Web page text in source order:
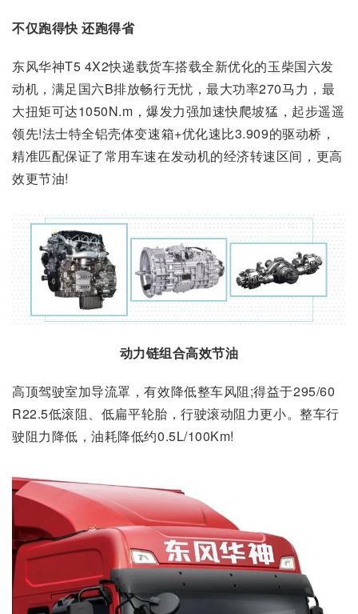
不仅跑得快 还跑得省
东风华神T5 4X2快递载货车搭载全新优化的玉柴国六发
动机，满足国六B排放畅行无忧，最大功率270马力，最
大扭矩可达1050N.m，爆发力强加速快爬坡猛，起步遥遥
领先!法士特全铝壳体变速箱+优化速比3.909的驱动桥，
精准匹配保证了常用车速在发动机的经济转速区间，更高
效更节油!
动力链组合高效节油
高顶驾驶室加导流罩，有效降低整车风阻;得益于295/60
R22.5低滚阻、低扁平轮胎，行驶滚动阻力更小。整车行
驶阻力降低，油耗降低约0.5L/100Km!